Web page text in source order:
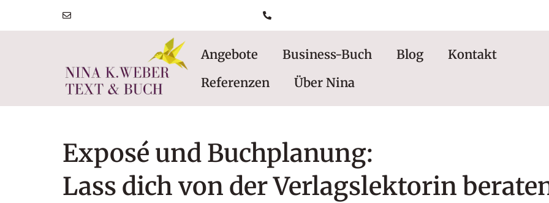
Angebote Business-Buch Blog
Kontakt
Referenzen
Über Nina
Exposé und Buchplanung:
Lass dich von der Verlagslektorin